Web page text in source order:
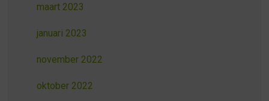
maart 2023
januari 2023
november 2022
oktober 2022